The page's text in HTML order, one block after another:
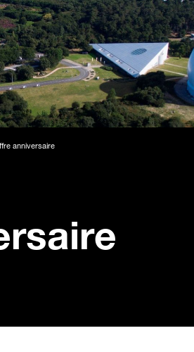
anniversaire